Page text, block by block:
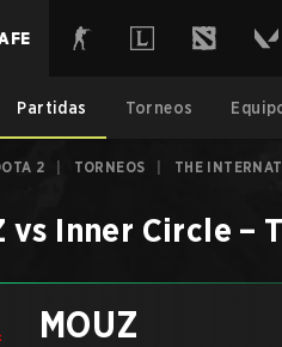
Partidas Torneos
2 TORNEOS THE
vs Inner Circle –
MOUZ